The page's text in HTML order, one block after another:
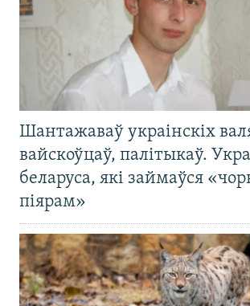
Шантажаваў украінскіх
вайскоўцаў, палітыкаў.
беларуса, які займаўся
піярам»